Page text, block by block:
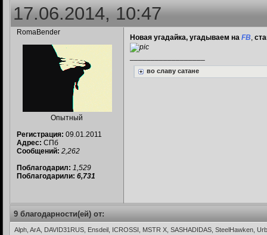
17.06.2014, 10:47
RomaBender
Опытный
Регистрация: 09.01.2011
Адрес: СПб
Сообщений: 2,262
Поблагодарил: 1,529
Поблагодарили: 6,731
Новая угадайка, угадываем на FB,
во славу сатане
9 благодарности(ей) от:
Alph, ArA, DAVID31RUS, Ensdeil, ICROSSI, MSTR X, SASHADIDAS, SteelHawken,